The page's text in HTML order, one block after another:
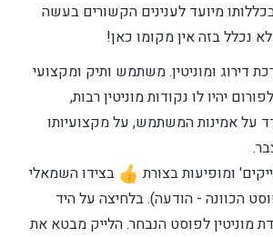
מיועד לענינים הקשורים בעשה
נכלל בזה אין מקומו כאן!
דירוג ומוניטין. משתמש ותיק ומקצועי
יהיו לו נקודות מוניטין רבות,
על אמינות המשתמש, על מקצועיותו
ומופיעות בצורת
בצידו השמאלי
הכוונה - הודעה). בלחיצה על היד
מוניטין לפוסט הנבחר. הלייק מבטא את